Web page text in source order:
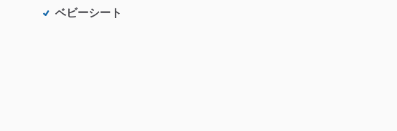
ベビーシート